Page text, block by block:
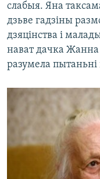
слабыя. Яна
дзьве гадзіны
дзяцінства і
нават дачка Жанна
разумела пытаньні